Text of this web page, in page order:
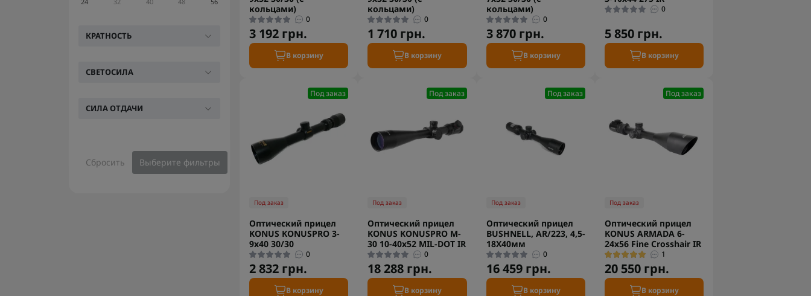
КРАТНОСТЬ
СВЕТОСИЛА
СИЛА ОТДАЧИ
Сбросить Выберите фильтры
кольцами)
0
3 192 грн.
В корзину
кольцами)
0
1 710 грн.
В корзину
кольцами)
0
3 870 грн.
В корзину
0
5 850 грн.
В корзину
Под заказ
Под заказ
Оптический прицел
KONUS KONUSPRO 3-
9x40 30/30
0
2 832 грн.
В корзину
Под заказ
Под заказ
Оптический прицел
KONUS KONUSPRO M-
30 10-40x52 MIL-DOT IR
0
18 288 грн.
В корзину
Под заказ
Под заказ
Оптический прицел
BUSHNELL, AR/223, 4,5-
18Х40мм
0
16 459 грн.
В корзину
Под заказ
Под заказ
Оптический прицел
KONUS ARMADA 6-
24x56 Fine Crosshair IR
1
20 550 грн.
В корзину